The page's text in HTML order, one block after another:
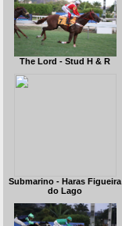
The Lord - Stud H & R
Submarino - Haras Figueira
do Lago